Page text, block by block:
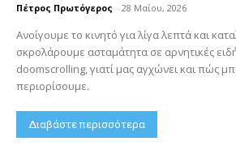
Πέτρος Πρωτόγερος - 28 Μαΐου, 2026
Ανοίγουμε το κινητό για λίγα λεπτά και
σκρολάρουμε ασταμάτητα σε αρνητικές
doomscrolling, γιατί μας αγχώνει και πώς
περιορίσουμε.
Διαβάστε περισσότερα